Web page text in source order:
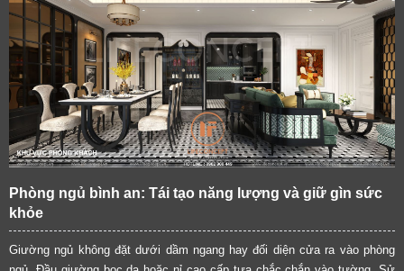
Phòng ngủ bình an: Tái tạo năng lượng và giữ gìn sức
khỏe
Giường ngủ không đặt dưới dầm ngang hay đối diện cửa ra vào phòng